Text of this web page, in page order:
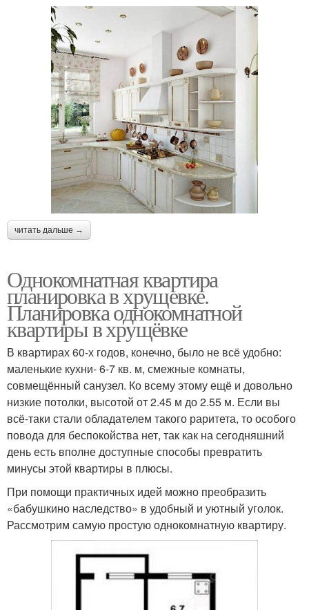
читать дальше →
Однокомнатная квартира
планировка в хрущевке.
Планировка однокомнатной
квартиры в хрущёвке
В квартирах 60-х годов, конечно, было не всё удобно:
маленькие кухни- 6-7 кв. м, смежные комнаты,
совмещённый санузел. Ко всему этому ещё и довольно
низкие потолки, высотой от 2.45 м до 2.55 м. Если вы
всё-таки стали обладателем такого раритета, то особого
повода для беспокойства нет, так как на сегодняшний
день есть вполне доступные способы превратить
минусы этой квартиры в плюсы.
При помощи практичных идей можно преобразить
«бабушкино наследство» в удобный и уютный уголок.
Рассмотрим самую простую однокомнатную квартиру.